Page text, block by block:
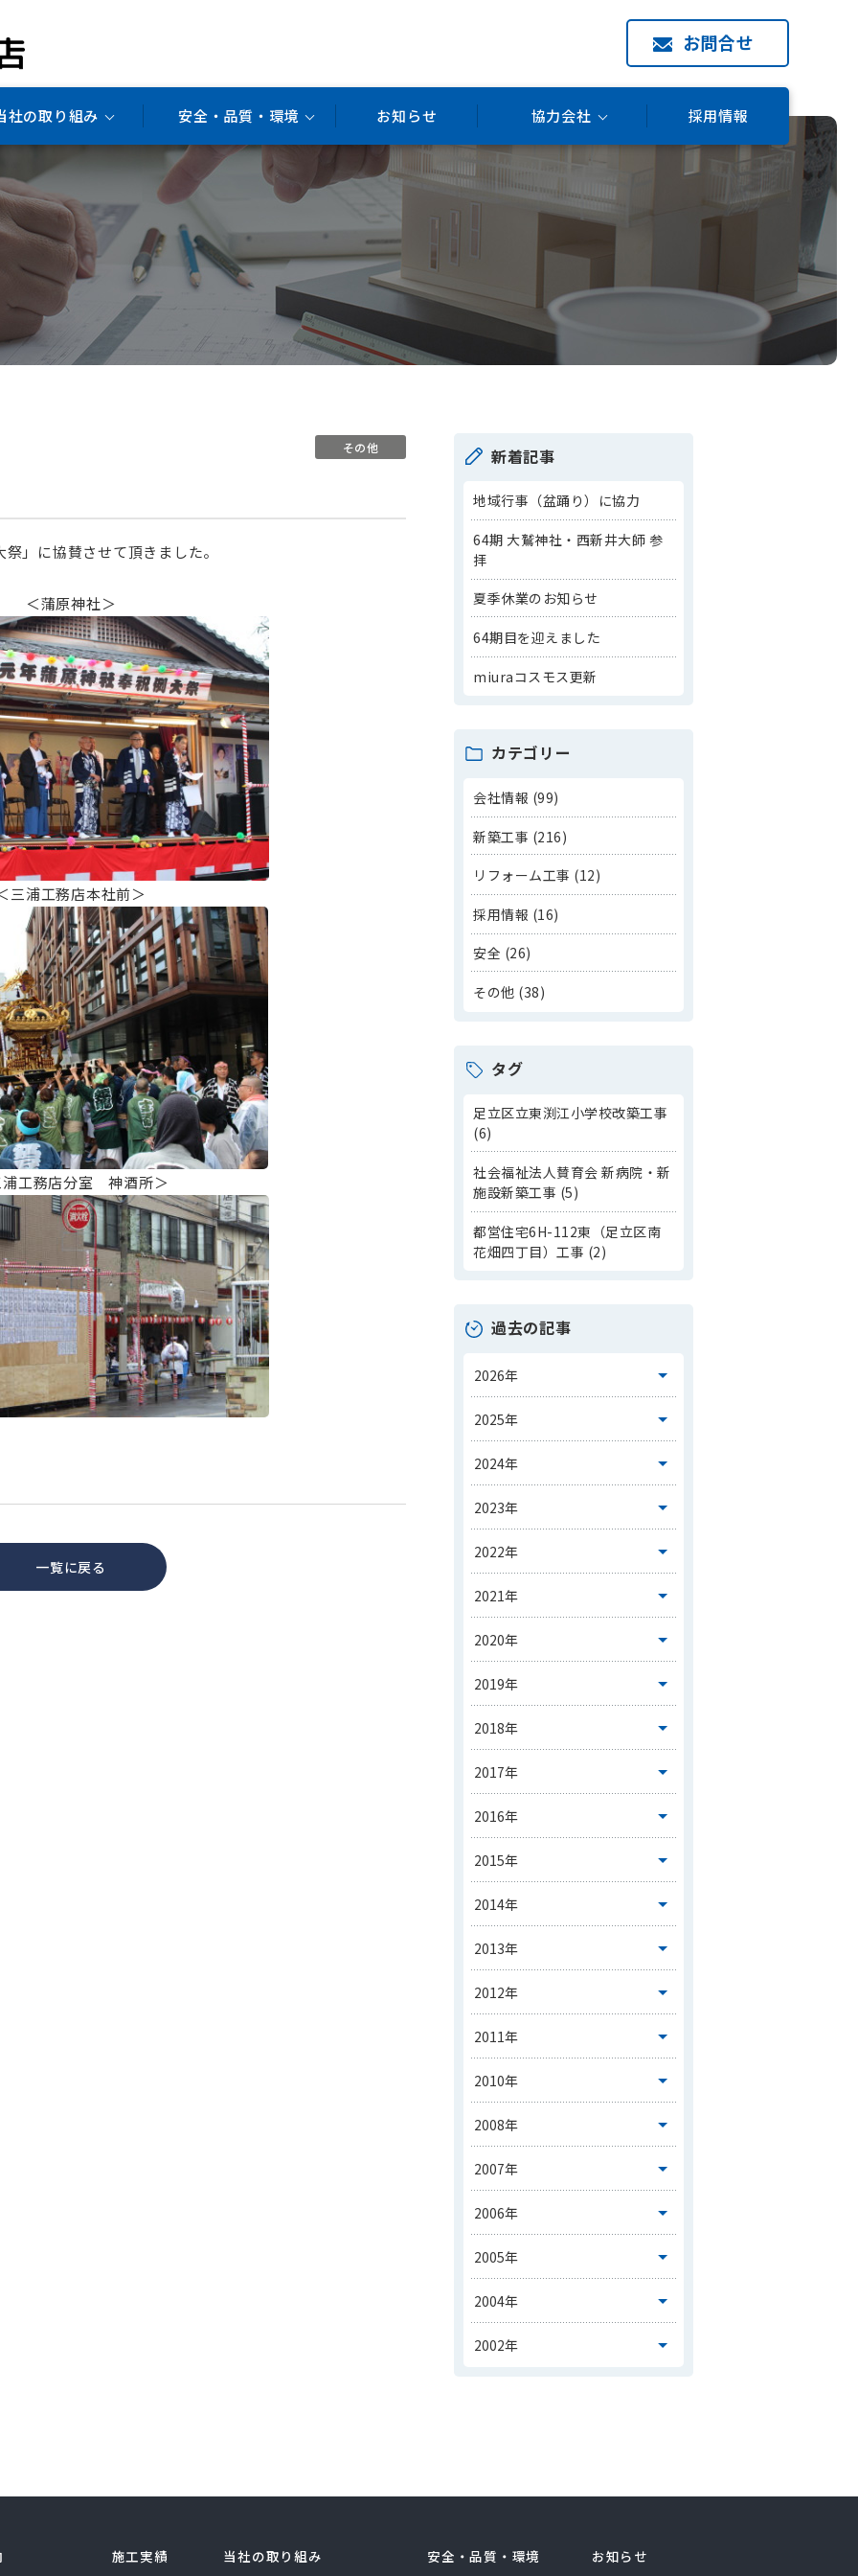
お問合せ
社の取り組み 安全・品質・環境 お知らせ 協力会社 採用情報
その他
」に協賛させて頂きました。
＜蒲原神社＞
三浦工務店本社前＞
浦工務店分室 神酒所＞
一覧に戻る
新着記事
地域行事（盆踊り）に協力
64期 大鷲神社・西新井大師 参
拝
夏季休業のお知らせ
64期目を迎えました
miuraコスモス更新
カテゴリー
会社情報 (99)
新築工事 (216)
リフォーム工事 (12)
採用情報 (16)
安全 (26)
その他 (38)
タグ
足立区立東渕江小学校改築工事
(6)
社会福祉法人賛育会 新病院・新
施設新築工事 (5)
都営住宅6H-112東（足立区南
花畑四丁目）工事 (2)
過去の記事
施工実績 当社の取り組み 安全・品質・環境
お知らせ